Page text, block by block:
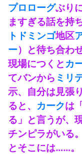
プロローグぶり
ますぎる話を持
トドミンゴ地区
ー）と待ち合わ
現場につくと カ
てバンから ミリ
示、自分は見張
ると、 カークは
る」と言うが、
チンピラがいる
とそこには……。